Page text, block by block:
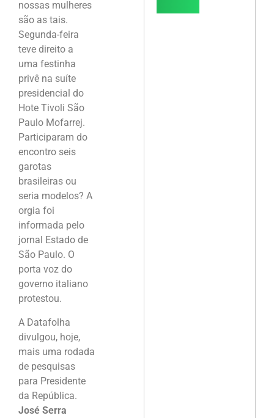
nossas mulheres
são as tais.
Segunda-feira
teve direito a
uma festinha
privê na suíte
presidencial do
Hote Tivoli São
Paulo Mofarrej.
Participaram do
encontro seis
garotas
brasileiras ou
seria modelos? A
orgia foi
informada pelo
jornal Estado de
São Paulo. O
porta voz do
governo italiano
protestou.
A Datafolha
divulgou, hoje,
mais uma rodada
de pesquisas
para Presidente
da República.
José Serra